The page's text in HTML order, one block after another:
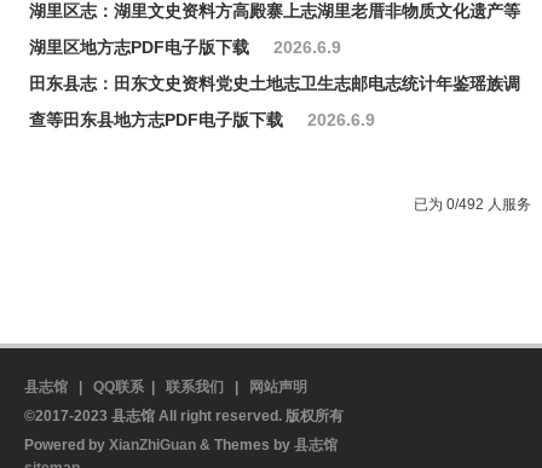
湖里区志：湖里文史资料方高殿寨上志湖里老厝非物质文化遗产等
湖里区地方志PDF电子版下载
2026.6.9
田东县志：田东文史资料党史土地志卫生志邮电志统计年鉴瑶族调
查等田东县地方志PDF电子版下载
2026.6.9
已为 0/492 人服务
县志馆 QQ联系 联系我们
网站声明
©2017-2023 县志馆 All right reserved. 版权所有
Powered by XianZhiGuan & Themes by 县志馆